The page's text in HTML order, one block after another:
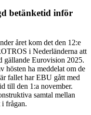
betänketid inför
året kom det den 12:e
i Nederländerna att
gällande Eurovision 2025.
hösten ha meddelat om de
fallet har EBU gått med
till den 1:a november.
samtal mellan
i frågan.